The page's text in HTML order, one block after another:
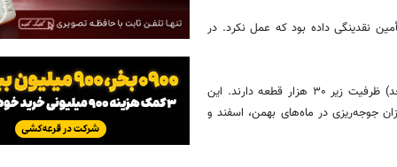
قول تأمین نقدینگی داده بود که عمل نکرد. در
۲. تضعیف تولیدکنندگان کوچک: ۸۰ درصد مرغداران ایران (حدود ۱۹ هزار واحد) ظرفیت زیر ۳۰ هزار قطعه دارند. این
جوجه‌ریزی در ماه‌های بهمن، اسفند و